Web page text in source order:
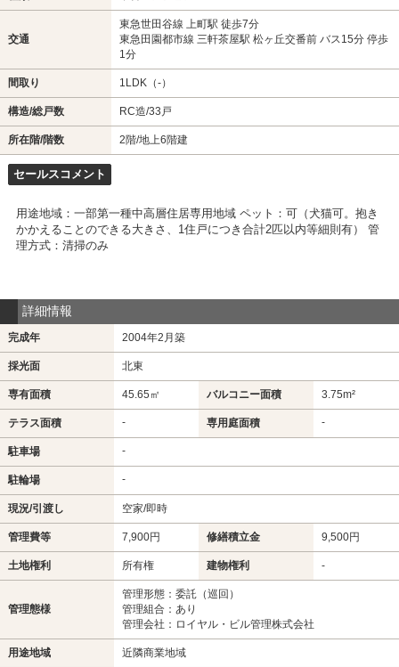
交通
東急世田谷線 上町駅 徒歩7分
東急田園都市線 三軒茶屋駅 松ヶ丘交番前 バス15分 停歩
1分
間取り 1LDK（-）
構造/総戸数 RC造/33戸
所在階/階数 2階/地上6階建
セールスコメント
用途地域：一部第一種中高層住居専用地域 ペット：可（犬猫可。抱き
かかえることのできる大きさ、1住戸につき合計2匹以内等細則有） 管
理方式：清掃のみ
詳細情報
完成年 2004年2月築
採光面 北東
専有面積 45.65㎡ バルコニー面積 3.75m²
テラス面積 - 専用庭面積 -
駐車場 -
駐輪場 -
現況/引渡し 空家/即時
管理費等 7,900円 修繕積立金 9,500円
土地権利 所有権 建物権利 -
管理態様
管理形態：委託（巡回）
管理組合：あり
管理会社：ロイヤル・ビル管理株式会社
用途地域 近隣商業地域